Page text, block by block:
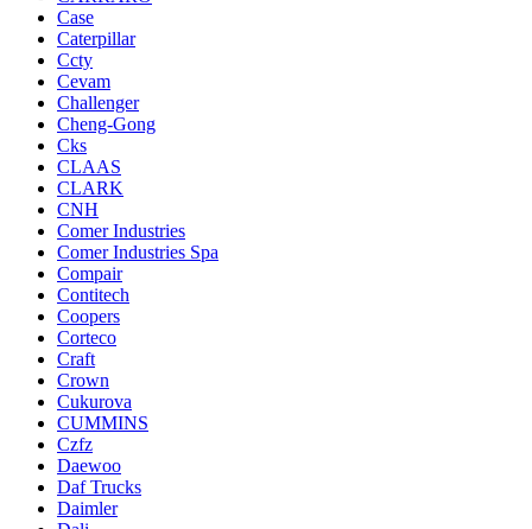
Case
Caterpillar
Ccty
Cevam
Challenger
Cheng-Gong
Cks
CLAAS
CLARK
CNH
Comer Industries
Comer Industries Spa
Compair
Contitech
Coopers
Corteco
Craft
Crown
Cukurova
CUMMINS
Czfz
Daewoo
Daf Trucks
Daimler